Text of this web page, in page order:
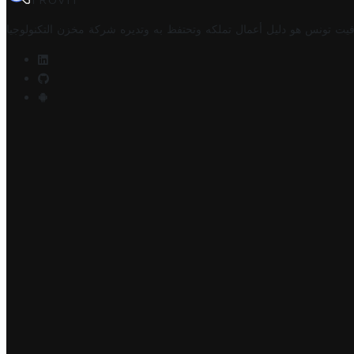
تونس هو دليل أعمال تملكه وتحتفظ به وتديره شركة مخزن التكنولوجيا